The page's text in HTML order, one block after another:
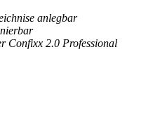
anlegbar
Confixx 2.0 Professional